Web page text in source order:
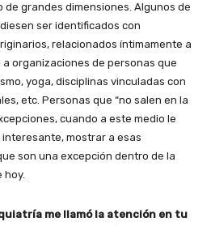
de grandes dimensiones. Algunos de
ser identificados con
relacionados íntimamente a
organizaciones de personas que
yoga, disciplinas vinculadas con
etc. Personas que “no salen en la
cuando a este medio le
mostrar a esas
son una excepción dentro de la
hoy.
me llamó la atención en tu